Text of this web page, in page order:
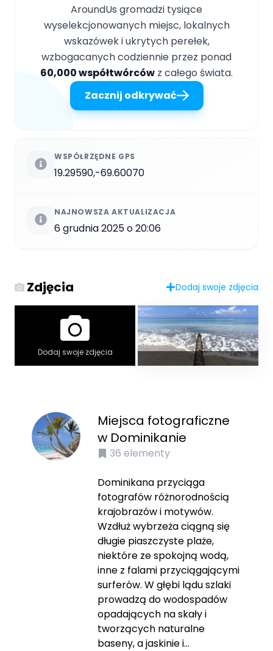
AroundUs gromadzi tysiące
wyselekcjonowanych miejsc, lokalnych
wskazówek i ukrytych perełek,
wzbogacanych codziennie przez ponad
60,000 współtwórców z całego świata.
Zacznij odkrywać
WSPÓŁRZĘDNE GPS
19.29590,-69.60070
NAJNOWSZA AKTUALIZACJA
6 grudnia 2025 o 20:06
Zdjęcia Dodaj swoje zdjęcia
Dodaj swoje zdjęcia
Miejsca fotograficzne
w Dominikanie
36 elementy
Dominikana przyciąga
fotografów różnorodnością
krajobrazów i motywów.
Wzdłuż wybrzeża ciągną się
długie piaszczyste plaże,
niektóre ze spokojną wodą,
inne z falami przyciągającymi
surferów. W głębi lądu szlaki
prowadzą do wodospadów
opadających na skały i
tworzących naturalne
baseny, a jaskinie i...